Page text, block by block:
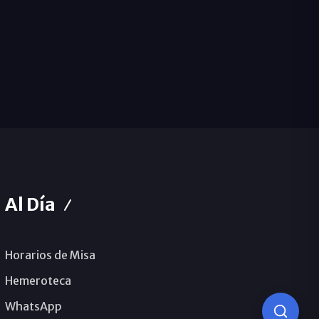
Al Día
Horarios de Misa
Hemeroteca
WhatsApp